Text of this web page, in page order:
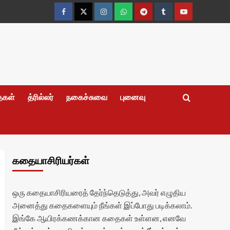
FacebookTwitterInstagramWhatsappTelegramTumblrYouTube
த்ரில்லர் நகைச்சுவை புனைவு
கதையாசிரியர்கள்
ஒரு கதையாசிரியரைத் தேர்ந்தெடுத்து, அவர் எழுதிய
அனைத்து கதைகளையும் நீங்கள் இப்போது படிக்கலாம்.
இங்கே ஆயிரக்கணக்கான கதைகள் உள்ளன, எனவே